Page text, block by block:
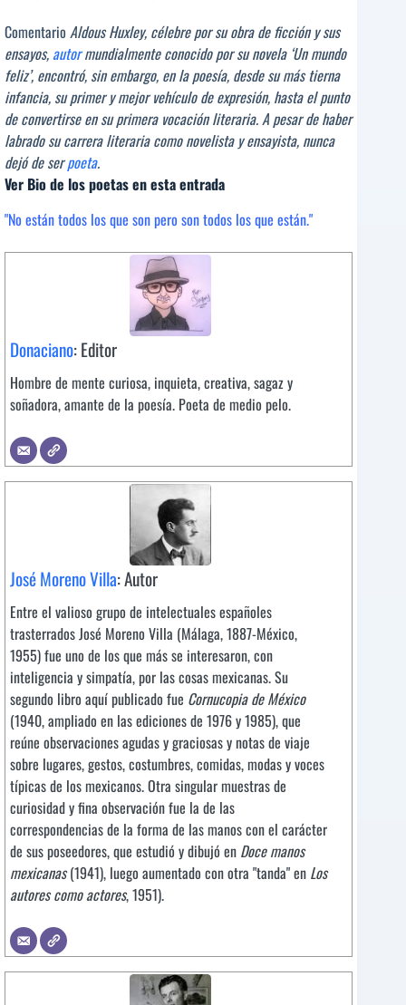
Comentario Aldous Huxley, célebre por su obra de ficción y sus
ensayos, autormundialmente conocido por su novela ‘Un mundo
feliz’, encontró, sin embargo, en la poesía, desde su más tierna
infancia, su primer y mejor vehículo de expresión, hasta el punto
de convertirse en su primera vocación literaria. A pesar de haber
labrado su carrera literaria como novelista y ensayista, nunca
dejó de serpoeta.
Ver Bio de los poetas en esta entrada
"No están todos los que son pero son todos los que están."
Donaciano: Editor
Hombre de mente curiosa, inquieta, creativa, sagaz y
soñadora, amante de la poesía. Poeta de medio pelo.
José Moreno Villa: Autor
Entre el valioso grupo de intelectuales españoles
trasterrados José Moreno Villa (Málaga, 1887-México,
1955) fue uno de los que más se interesaron, con
inteligencia y simpatía, por las cosas mexicanas. Su
segundo libro aquí publicado fue Cornucopia de México
(1940, ampliado en las ediciones de 1976 y 1985), que
reúne observaciones agudas y graciosas y notas de viaje
sobre lugares, gestos, costumbres, comidas, modas y voces
típicas de los mexicanos. Otra singular muestras de
curiosidad y fina observación fue la de las
correspondencias de la forma de las manos con el carácter
de sus poseedores, que estudió y dibujó en Doce manos
mexicanas(1941), luego aumentado con otra "tanda" en Los
autores como actores, 1951).